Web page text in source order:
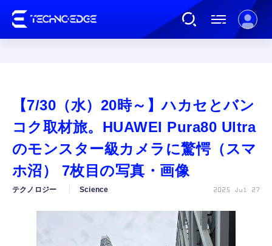
AI
ガジェット
カルチャー
【7/30（水）20時～】ハカセとバン
コク取材旅。HUAWEI Pura80 Ultra
のモンスター級カメラに驚愕（スマ
ホ沼） 7枚目の写真・画像
テクノロジー Science 2025 Jul 27